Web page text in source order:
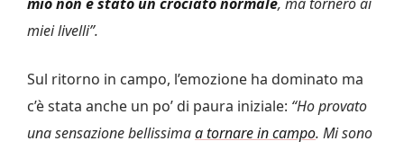
miei livelli”.
Sul ritorno in campo, l’emozione ha dominato ma
c’è stata anche un po’ di paura iniziale: “Ho provato
una sensazione bellissimaa tornare in campo. Mi sono